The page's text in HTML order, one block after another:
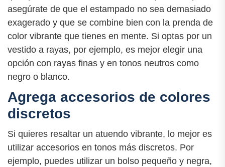
asegúrate de que el estampado no sea demasiado
exagerado y que se combine bien con la prenda de
color vibrante que tienes en mente. Si optas por un
vestido a rayas, por ejemplo, es mejor elegir una
opción con rayas finas y en tonos neutros como
negro o blanco.
Agrega accesorios de colores
discretos
Si quieres resaltar un atuendo vibrante, lo mejor es
utilizar accesorios en tonos más discretos. Por
ejemplo, puedes utilizar un bolso pequeño y negra,